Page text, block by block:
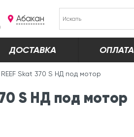
Абакан
ДОСТАВКА ОПЛАТА
REEF Skat 370 S НД под мотор
S НД под мотор